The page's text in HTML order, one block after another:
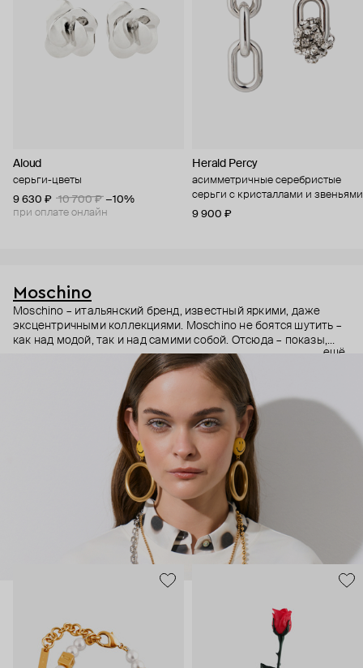
Aloud
серьги-цветы
9 630 ₽
10 700 ₽ −10%
при оплате онлайн
Herald Percy
асимметричные серебристые
серьги с кристаллами и звеньями
9 900 ₽
Moschino
Moschino – итальянский бренд, известный яркими, даже
эксцентричными коллекциями. Moschino не боятся шутить –
как над модой, так и над самими собой. Отсюда – показы,
мгновенно становящиеся главными событиями, вирусные
выходы селебрити (помните Кэти Перри в платье-люстре на
бале Института костюма Met Gala в 2019 году?) и
коллаборации с самыми неожиданными кандидатами, от
«Улицы Сезам» до The Sims. Украшения бренда –
гипертрофированно праздничные, практически
нарисованные: с кристаллами размером с ладонь и будто бы
расплавленными сердцами.
ещё